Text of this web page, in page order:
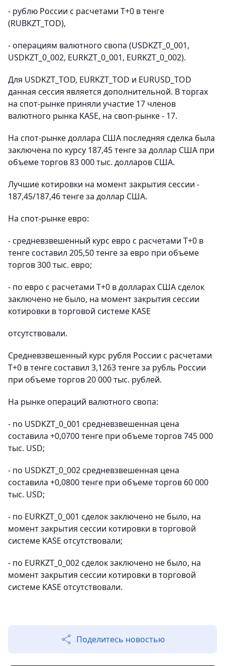
- рублю России с расчетами T+0 в тенге
(RUBKZT_TOD),
- операциям валютного свопа (USDKZT_0_001,
USDKZT_0_002, EURKZT_0_001, EURKZT_0_002).
Для USDKZT_TOD, EURKZT_TOD и EURUSD_TOD
данная сессия является дополнительной. В торгах
на спот-рынке приняли участие 17 членов
валютного рынка KASE, на своп-рынке - 17.
На спот-рынке доллара США последняя сделка была
заключена по курсу 187,45 тенге за доллар США при
объеме торгов 83 000 тыс. долларов США.
Лучшие котировки на момент закрытия сессии -
187,45/187,46 тенге за доллар США.
На спот-рынке евро:
- средневзвешенный курс евро с расчетами Т+0 в
тенге составил 205,50 тенге за евро при объеме
торгов 300 тыс. евро;
- по евро с расчетами Т+0 в долларах США сделок
заключено не было, на момент закрытия сессии
котировки в торговой системе KASE
отсутствовали.
Средневзвешенный курс рубля России с расчетами
T+0 в тенге составил 3,1263 тенге за рубль России
при объеме торгов 20 000 тыс. рублей.
На рынке операций валютного свопа:
- по USDKZT_0_001 средневзвешенная цена
составила +0,0700 тенге при объеме торгов 745 000
тыс. USD;
- по USDKZT_0_002 средневзвешенная цена
составила +0,0800 тенге при объеме торгов 60 000
тыс. USD;
- по EURKZT_0_001 сделок заключено не было, на
момент закрытия сессии котировки в торговой
системе KASE отсутствовали;
- по EURKZT_0_002 сделок заключено не было, на
момент закрытия сессии котировки в торговой
системе KASE отсутствовали.
Поделитесь новостью